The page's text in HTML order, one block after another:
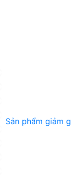
Sản phẩm giảm